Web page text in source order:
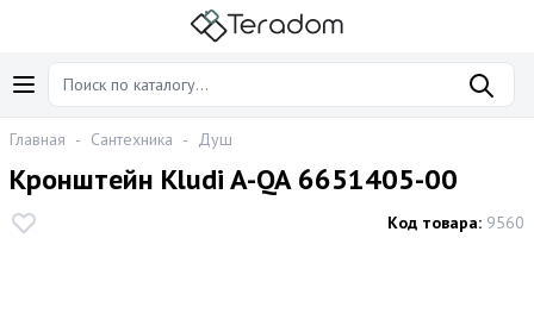
Главная - Сантехника - Душ
Кронштейн Kludi A-QA 6651405-00
Код товара: 9560